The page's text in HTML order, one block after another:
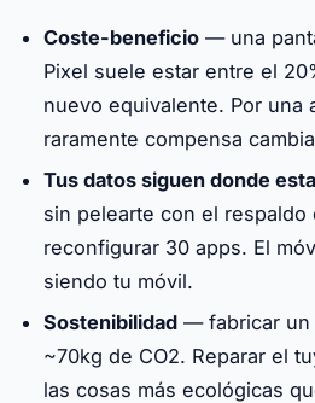
Coste-beneficio — una
Pixel suele estar entre el
nuevo equivalente. Por una
raramente compensa
Tus datos siguen donde
sin pelearte con el respaldo
reconfigurar 30 apps. El
siendo tu móvil.
Sostenibilidad — fabricar un
~70kg de CO2. Reparar el
las cosas más ecológicas